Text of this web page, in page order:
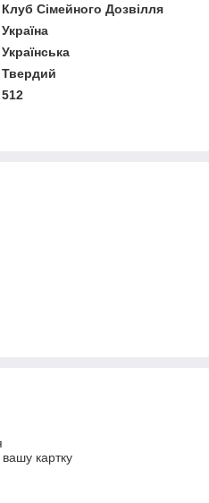
Клуб Сімейного Дозвілля
Україна
Українська
Твердий
512
картку